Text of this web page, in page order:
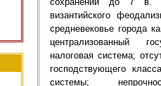
византийского
средневековье города
централизованный
налоговая система;
господствующего
системы;